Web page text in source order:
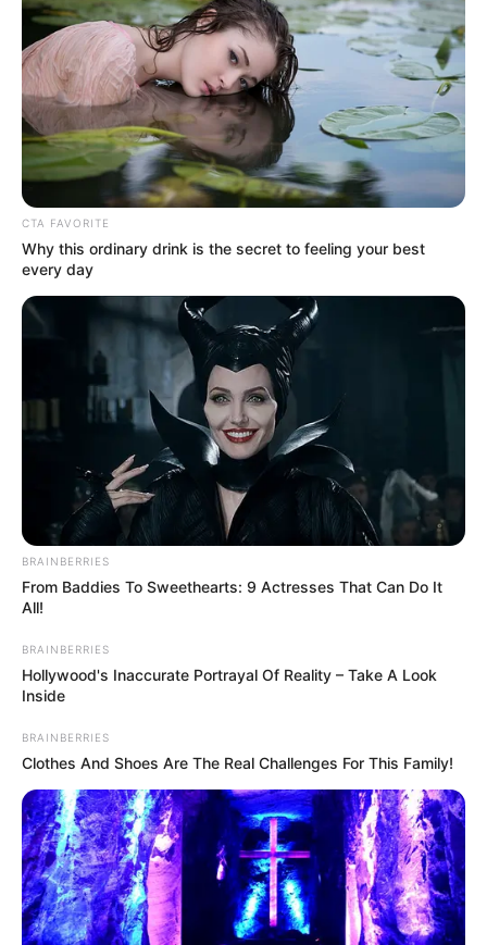
Musik
CTA FAVORITE
Why this ordinary drink is the secret to feeling your best
every day
BRAINBERRIES
From Baddies To Sweethearts: 9 Actresses That Can Do It
All!
BRAINBERRIES
Hollywood's Inaccurate Portrayal Of Reality – Take A Look
Inside
BRAINBERRIES
Clothes And Shoes Are The Real Challenges For This Family!